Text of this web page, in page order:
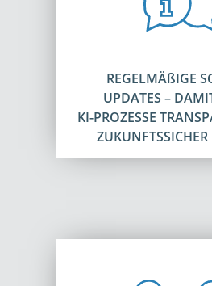
REGELMÄßIGE
UPDATES –
KI-PROZESSE